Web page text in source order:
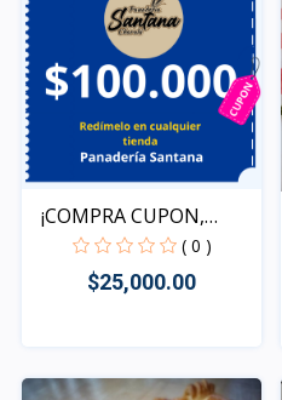
¡COMPRA CUPON,
REDIME T...
( 0 )
$25,000.00